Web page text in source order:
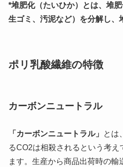
*堆肥化（たいひか）とは、堆
生ゴミ、汚泥など）を分解し、
ポリ乳酸繊維の特徴
カーボンニュートラル
「カーボンニュートラル」
とは
るCO2は相殺されるという考
ます。生産から商品出荷時の